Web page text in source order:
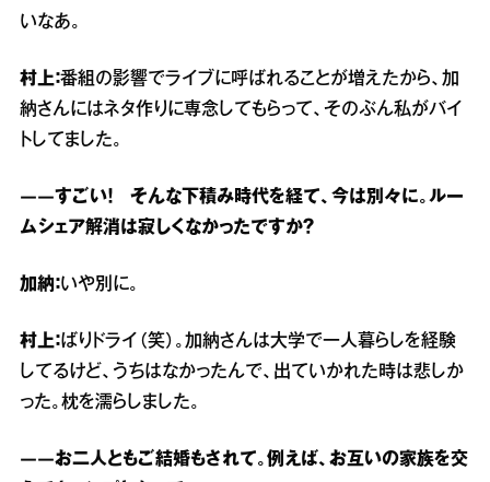
いなあ。
村上：番組の影響でライブに呼ばれることが増えたから、加
納さんにはネタ作りに専念してもらって、そのぶん私がバイ
トしてました。
――すごい！ そんな下積み時代を経て、今は別々に。ルー
ムシェア解消は寂しくなかったですか？
加納：いや別に。
村上：ばりドライ（笑）。加納さんは大学で一人暮らしを経験
してるけど、うちはなかったんで、出ていかれた時は悲しか
った。枕を濡らしました。
――お二人ともご結婚もされて。例えば、お互いの家族を交